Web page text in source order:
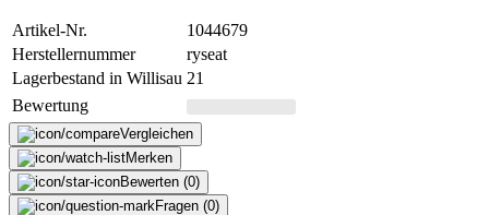
Artikel-Nr.
1044679
Herstellernummer
ryseat
Lagerbestand in Willisau 21
Bewertung
Vergleichen
Merken
Bewerten (0)
Fragen (0)